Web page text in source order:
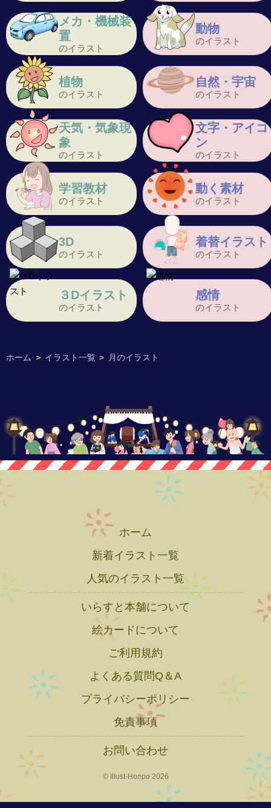
ホーム > イラスト一覧 > 月のイラスト
メカ・機械装
置
のイラスト
動物
のイラスト
植物
のイラスト
自然・宇宙
のイラスト
天気・気象現
象
のイラスト
文字・アイコ
ン
のイラスト
学習教材
のイラスト
動く素材
のイラスト
3D
のイラスト
着替イラスト
のイラスト
３Dイラスト
のイラスト
感情
のイラスト
ホーム
新着イラスト一覧
人気のイラスト一覧
いらすと本舗について
絵カードについて
ご利用規約
よくある質問Q＆A
プライバシーポリシー
免責事項
お問い合わせ
© Illust-Honpo 2026